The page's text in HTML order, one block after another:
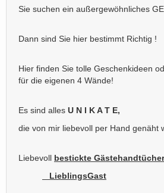
Sie suchen ein außergewöhnliches
Dann sind Sie hier bestimmt Richtig !
Hier finden Sie tolle Geschenkideen
für die eigenen 4 Wände!
Es sind alles U N I K A T E,
die von mir liebevoll per Hand genäht
Liebevoll bestickte Gästehandtücher
LieblingsGast